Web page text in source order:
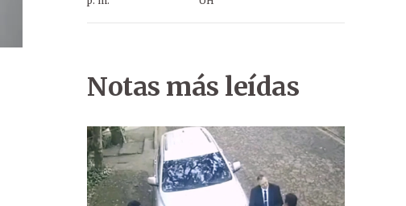
Notas más leídas